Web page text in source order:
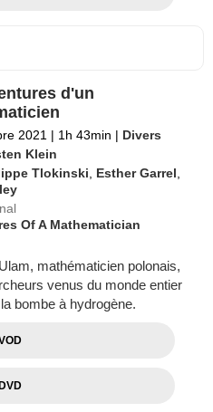
d'un
2021 | 1h 43min | Divers
Klein
Tlokinski Esther Garrel
Of A Mathematician
mathématicien polonais,
venus du monde entier
bombe à hydrogène.